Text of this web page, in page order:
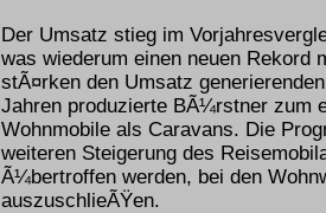
Der Umsatz stieg im
was wiederum einen neuen Rekord
stÃ¤rken den Umsatz
Jahren produzierte BÃ¼rstner zum
Wohnmobile als Caravans. Die
weiteren Steigerung des
Ã¼bertroffen werden, bei den
auszuschlieÃŸen.